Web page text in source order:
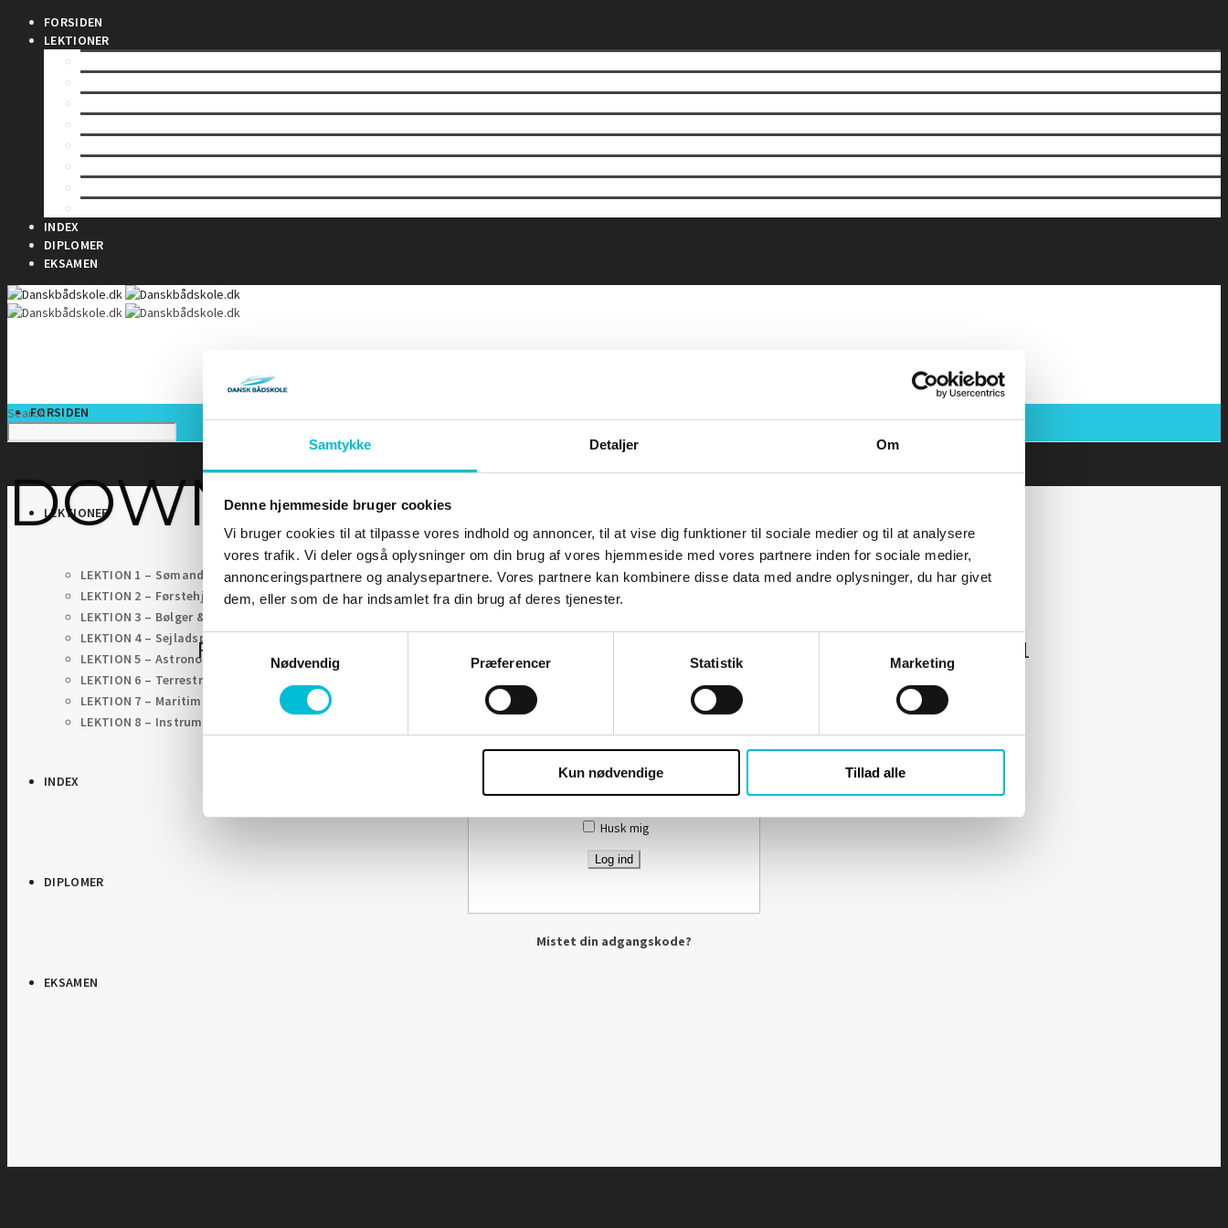
Samtykke Detaljer Om
Denne hjemmeside bruger cookies
Vi bruger cookies til at tilpasse vores indhold og annoncer, til at vise dig funktioner til sociale medier og til at analysere
vores trafik. Vi deler også oplysninger om din brug af vores hjemmeside med vores partnere inden for sociale medier,
annonceringspartnere og analysepartnere. Vores partnere kan kombinere disse data med andre oplysninger, du har givet
dem, eller som de har indsamlet fra din brug af deres tjenester.
Samtykkevalg
Nødvendig
Præferencer Statistik Marketing
Kun nødvendige Tillad alle
FORSIDEN
LEKTIONER
INDEX
DIPLOMER
EKSAMEN
FORSIDEN
LEKTIONER
LEKTION 1 – Sømandskab og kommunikation
LEKTION 2 – Førstehjælp for sejlere
LEKTION 3 – Bølger & Tidevand
LEKTION 4 – Sejladsplanlægning
LEKTION 5 – Astronomisk navigation
LEKTION 6 – Terrestrisk navigation
LEKTION 7 – Maritim meteorologi
LEKTION 8 – Instrumentlære
INDEX
DIPLOMER
EKSAMEN
Search
DOWNLOAD
For at tilgå denne side skal du være logge ind og være tilmeldt kurset - Yachtskipper 1
Adgangskode
Husk mig
Mistet din adgangskode?